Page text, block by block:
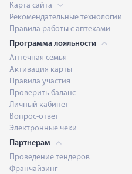
Карта сайта
Рекомендательные технологии
Правила работы с аптеками
Программа лояльности
Аптечная семья
Активация карты
Правила участия
Проверить баланс
Личный кабинет
Вопрос-ответ
Электронные чеки
Партнерам
Проведение тендеров
Франчайзинг